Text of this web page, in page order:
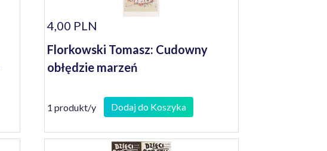
4,00 PLN
Florkowski Tomasz: Cudowny
obłędzie marzeń
1 produkt/y Dodaj do Koszyka